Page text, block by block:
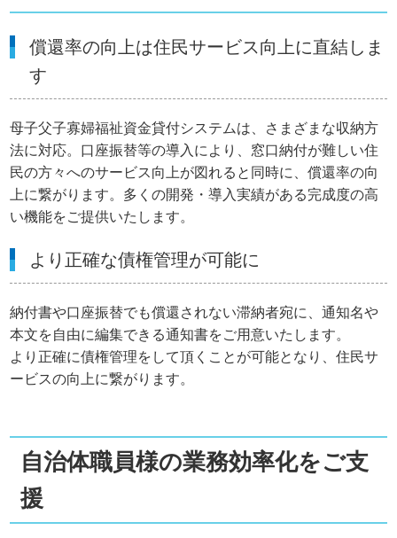
償還率の向上は住民サービス向上に直結しま
す
母子父子寡婦福祉資金貸付システムは、さまざまな収納方
法に対応。口座振替等の導入により、窓口納付が難しい住
民の方々へのサービス向上が図れると同時に、償還率の向
上に繋がります。多くの開発・導入実績がある完成度の高
い機能をご提供いたします。
より正確な債権管理が可能に
納付書や口座振替でも償還されない滞納者宛に、通知名や
本文を自由に編集できる通知書をご用意いたします。
より正確に債権管理をして頂くことが可能となり、住民サ
ービスの向上に繋がります。
自治体職員様の業務効率化をご支
援